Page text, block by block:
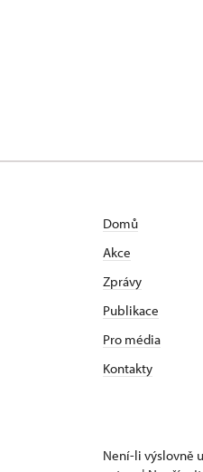
Domů
Akce
Zprávy
Publikace
Pro média
Kontakty
Není-li výslovně